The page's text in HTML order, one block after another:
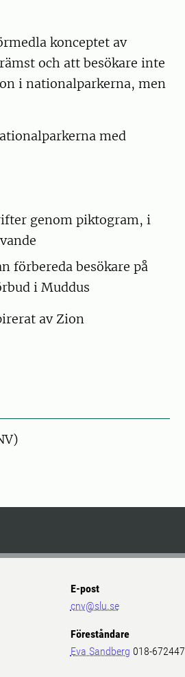
konceptet av
och att besökare inte
i nationalparkerna, men
med
genom piktogram, i
förbereda besökare på
i Muddus
av Zion
E-post
cnv@slu.se
Föreståndare
Eva Sandberg 018-672447